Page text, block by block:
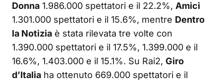
Donna 1.986.000 spettatori e il 22.2%, Amici
1.301.000 spettatori e il 15.6%, mentre Dentro
la Notizia è stata rilevata tre volte con
1.390.000 spettatori e il 17.5%, 1.399.000 e il
16.6%, 1.403.000 e il 15.1%. Su Rai2, Giro
d’Italia ha ottenuto 669.000 spettatori e il